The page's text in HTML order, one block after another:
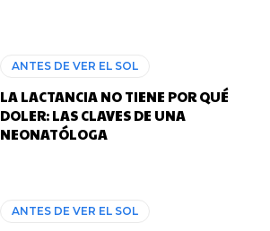
ANTES DE VER EL SOL
LA LACTANCIA NO TIENE POR QUÉ
DOLER: LAS CLAVES DE UNA
NEONATÓLOGA
ANTES DE VER EL SOL